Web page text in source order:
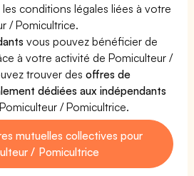
conditions légales liées à votre
/ Pomicultrice.
vous pouvez bénéficier de
à votre activité de Pomiculteur /
trouver desoffres de
dédiées aux indépendants
/ Pomicultrice.
mutuelles collectives pour
/ Pomicultrice